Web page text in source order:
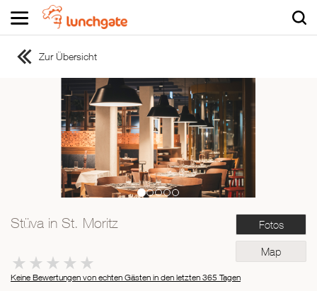
ZUR STARTSEITE
ZUR RESTAURANTSUCHE
Asiatisch
Italienisch
Französisch
Traditionell
Mexikanisch
Zur Übersicht
Fotos
Map
Stüva in St. Moritz
Keine Bewertungen von echten Gästen in den letzten 365 Tagen